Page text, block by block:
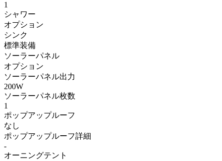
1
シャワー
オプション
シンク
標準装備
ソーラーパネル
オプション
ソーラーパネル出力
200W
ソーラーパネル枚数
1
ポップアップルーフ
なし
ポップアップルーフ詳細
-
オーニングテント